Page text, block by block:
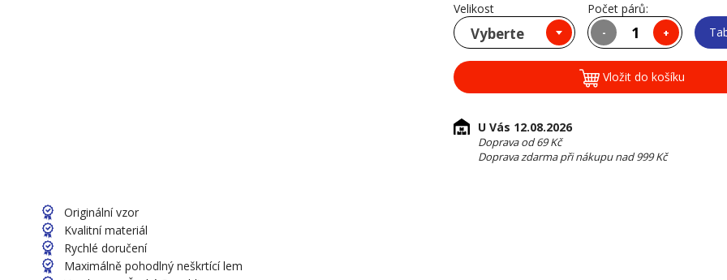
Velikost
Vyberte
Počet párů:
- +
Vložit do košíku
U Vás 12.08.2026
Doprava od 69 Kč
Doprava zdarma při nákupu nad 999 Kč
Originální vzor
Kvalitní materiál
Rychlé doručení
Maximálně pohodlný neškrtící lem